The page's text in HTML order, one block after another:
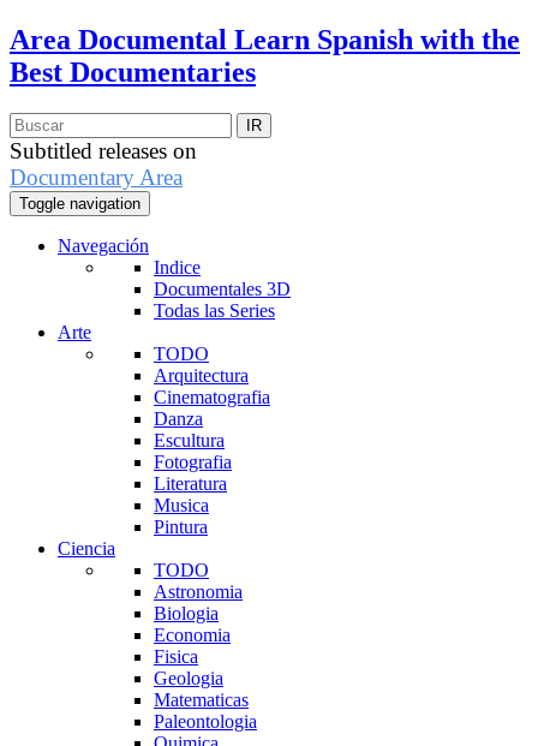
Area Documental Learn Spanish with the
Best Documentaries
Subtitled releases on
Documentary Area
Toggle navigation
Navegación
Indice
Documentales 3D
Todas las Series
Arte
TODO
Arquitectura
Cinematografia
Danza
Escultura
Fotografia
Literatura
Musica
Pintura
Ciencia
TODO
Astronomia
Biologia
Economia
Fisica
Geologia
Matematicas
Paleontologia